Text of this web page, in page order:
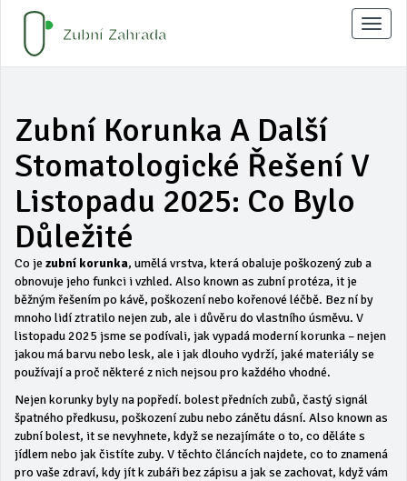
Zubní Korunka A Další
Stomatologické Řešení V
Listopadu 2025: Co Bylo
Důležité
Co je zubní korunka, umělá vrstva, která obaluje poškozený zub a
obnovuje jeho funkci i vzhled. Also known as zubní protéza, it je
běžným řešením po kávě, poškození nebo kořenové léčbě. Bez ní by
mnoho lidí ztratilo nejen zub, ale i důvěru do vlastního úsměvu. V
listopadu 2025 jsme se podívali, jak vypadá moderní korunka – nejen
jakou má barvu nebo lesk, ale i jak dlouho vydrží, jaké materiály se
používají a proč některé z nich nejsou pro každého vhodné.
Nejen korunky byly na popředí. bolest předních zubů, častý signál
špatného předkusu, poškození zubu nebo zánětu dásní. Also known as
zubní bolest, it se nevyhnete, když se nezajímáte o to, co děláte s
jídlem nebo jak čistíte zuby. V těchto článcích najdete, co to znamená
pro vaše zdraví, kdy jít k zubáři bez zápisu a jak se zachovat, když vám